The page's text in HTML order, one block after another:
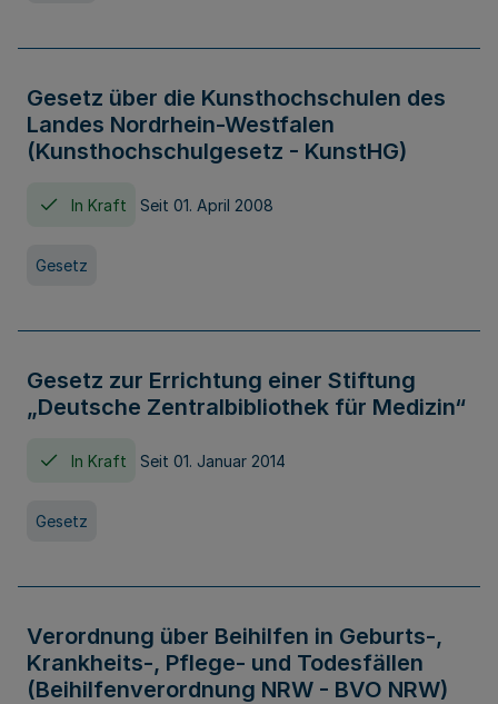
Gesetz über die Kunsthochschulen des
Landes Nordrhein-Westfalen
(Kunsthochschulgesetz - KunstHG)
In Kraft Seit 01. April 2008
Gesetz
Gesetz zur Errichtung einer Stiftung
„Deutsche Zentralbibliothek für Medizin“
In Kraft Seit 01. Januar 2014
Gesetz
Verordnung über Beihilfen in Geburts-,
Krankheits-, Pflege- und Todesfällen
(Beihilfenverordnung NRW - BVO NRW)